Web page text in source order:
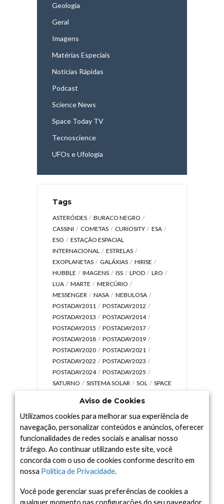
Geologia
Geral
Imagens
Matérias Especiais
Notícias Rápidas
Podcast
Science News
Space Today TV
Tecnoscience
UFOs e Ufologia
Tags
ASTERÓIDES
BURACO NEGRO
CASSINI
COMETAS CURIOSITY
ESA
ESO
ESTAÇÃO ESPACIAL
INTERNACIONAL
ESTRELAS
EXOPLANETAS
GALÁXIAS
HIRISE
HUBBLE
IMAGENS ISS LPOD
LRO
LUA
MARTE
MERCÚRIO
MESSENGER
NASA
NEBULOSA
POSTADAY2011
POSTADAY2012
POSTADAY2013
POSTADAY2014
POSTADAY2015
POSTADAY2017
POSTADAY2018
POSTADAY2019
POSTADAY2020
POSTADAY2021
POSTADAY2022
POSTADAY2023
POSTADAY2024
POSTADAY2025
SATURNO
SISTEMA SOLAR SOL
SPACE
UNIVERSO
VÍDEO
Arquivo
Arquivo
Aviso de Cookies
Utilizamos cookies para melhorar sua experiência de
navegação, personalizar conteúdos e anúncios, oferecer
funcionalidades de redes sociais e analisar nosso
tráfego. Ao continuar utilizando este site, você
concorda com o uso de cookies conforme descrito em
nossa Política de Privacidade.
Você pode gerenciar suas preferências de cookies a
qualquer momento nas configurações do seu navegador.